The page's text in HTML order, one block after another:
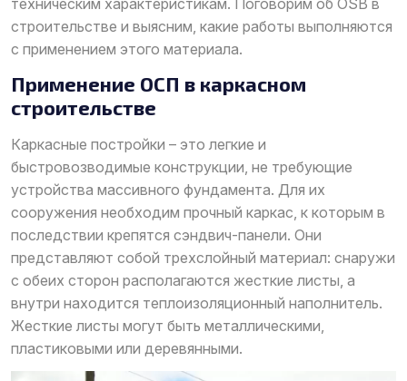
техническим характеристикам. Поговорим об OSB в
строительстве и выясним, какие работы выполняются
с применением этого материала.
Применение ОСП в каркасном
строительстве
Каркасные постройки – это легкие и
быстровозводимые конструкции, не требующие
устройства массивного фундамента. Для их
сооружения необходим прочный каркас, к которым в
последствии крепятся сэндвич-панели. Они
представляют собой трехслойный материал: снаружи
с обеих сторон располагаются жесткие листы, а
внутри находится теплоизоляционный наполнитель.
Жесткие листы могут быть металлическими,
пластиковыми или деревянными.